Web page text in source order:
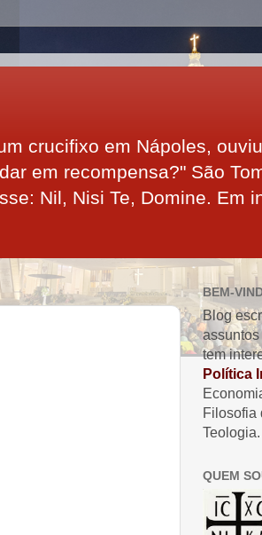
crucifixo em Nápoles,
em recompensa?" São
Nil, Nisi Te, Domine. Em
BEM-
Blog
tem
Política
Filosofia
Teologia.
QUEM